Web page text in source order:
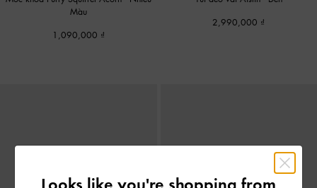
Màu
1,090,000
2,990,000